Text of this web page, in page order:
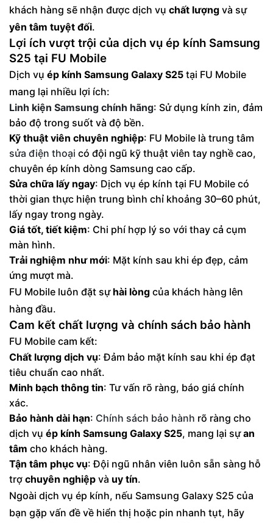
khách hàng sẽ nhận được dịch vụ chất lượng và sự
yên tâm tuyệt đối.
Lợi ích vượt trội của dịch vụ ép kính Samsung
S25 tại FU Mobile
Dịch vụ ép kính Samsung Galaxy S25 tại FU Mobile
mang lại nhiều lợi ích:
Linh kiện Samsung chính hãng: Sử dụng kính zin, đảm
bảo độ trong suốt và độ bền.
Kỹ thuật viên chuyên nghiệp: FU Mobile là trung tâm
sửa điện thoại có đội ngũ kỹ thuật viên tay nghề cao,
chuyên ép kính dòng Samsung cao cấp.
Sửa chữa lấy ngay: Dịch vụ ép kính tại FU Mobile có
thời gian thực hiện trung bình chỉ khoảng 30–60 phút,
lấy ngay trong ngày.
Giá tốt, tiết kiệm: Chi phí hợp lý so với thay cả cụm
màn hình.
Trải nghiệm như mới: Mặt kính sau khi ép đẹp, cảm
ứng mượt mà.
FU Mobile luôn đặt sự hài lòng của khách hàng lên
hàng đầu.
Cam kết chất lượng và chính sách bảo hành
FU Mobile cam kết:
Chất lượng dịch vụ: Đảm bảo mặt kính sau khi ép đạt
tiêu chuẩn cao nhất.
Minh bạch thông tin: Tư vấn rõ ràng, báo giá chính
xác.
Bảo hành dài hạn: Chính sách bảo hành rõ ràng cho
dịch vụ ép kính Samsung Galaxy S25, mang lại sựan
tâm cho khách hàng.
Tận tâm phục vụ: Đội ngũ nhân viên luôn sẵn sàng hỗ
trợ chuyên nghiệp và uy tín.
Ngoài dịch vụ ép kính, nếu Samsung Galaxy S25 của
bạn gặp vấn đề về hiển thị hoặc pin nhanh tụt, hãy